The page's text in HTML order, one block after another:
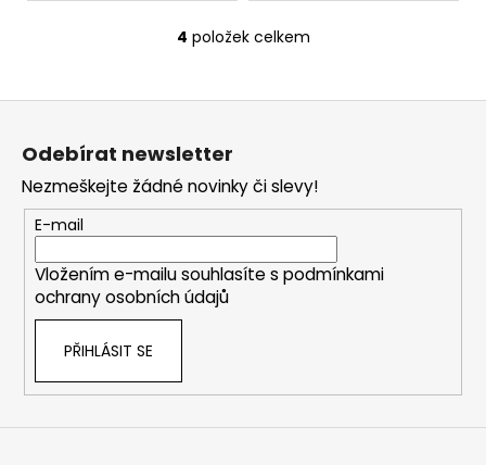
O
l
c
í
p
r
v
i
4 položek celkem
Odebírat newsletter
Nezmeškejte žádné novinky či slevy!
E-mail
Vložením e-mailu souhlasíte s podmínkami
ochrany osobních údajů
PŘIHLÁSIT SE